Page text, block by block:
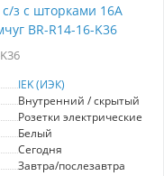
подойдет как для
помещений.
обеспечивая
с/з с шторками 16А
BR-R14-16-K36
IEK (ИЭК)
Внутренний / скрытый
Розетки электрические
Белый
Сегодня
Завтра/послезавтра